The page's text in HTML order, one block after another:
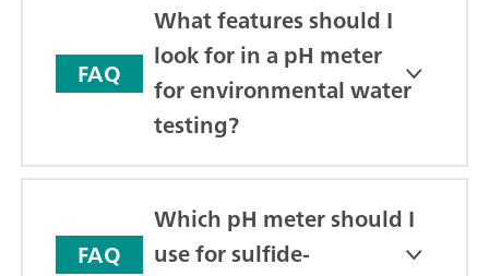
FAQ
What features should I
look for in a pH meter
for environmental water
testing?
FAQ
Which pH meter should I
use for sulfide-